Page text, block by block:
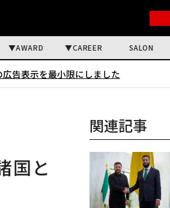
AWARD CAREER SALON
告表示を最小限にしました
国と
関連記事